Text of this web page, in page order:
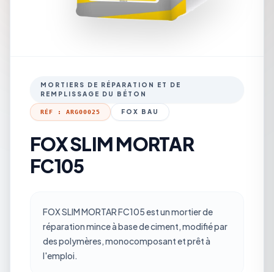
MORTIERS DE RÉPARATION ET DE
REMPLISSAGE DU BÉTON
RÉF : ARG00025 FOX BAU
FOX SLIM MORTAR
FC105
FOX SLIM MORTAR FC105 est un mortier de
réparation mince à base de ciment, modifié par
des polymères, monocomposant et prêt à
l'emploi.